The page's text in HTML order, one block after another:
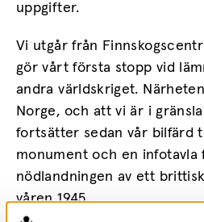
uppgifter.
Vi utgår från
gör vårt första stopp vid
andra världskriget.
Norge, och att vi är i
fortsätter sedan vår bilfärd
monument och en infotavla
nödlandningen av ett
våren 1945.